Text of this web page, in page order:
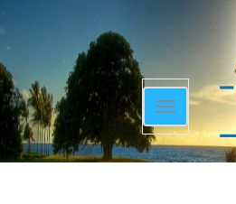
Toggle
navigation